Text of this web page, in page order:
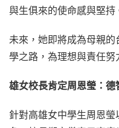
與生俱來的使命感與堅持
未來，她即將成為母親
學之路，為理想與責任努
雄女校長肯定周恩瑩：
針對高雄女中學生周恩